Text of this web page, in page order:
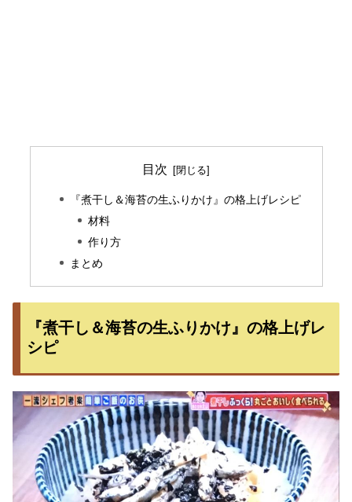
目次
『煮干し＆海苔の生ふりかけ』の格上げレシピ
材料
作り方
まとめ
『煮干し＆海苔の生ふりかけ』の格上げレ
シピ